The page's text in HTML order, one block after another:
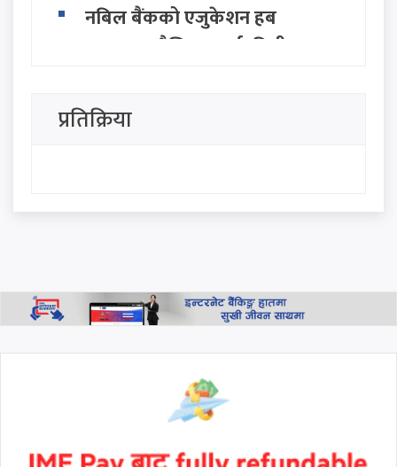
नबिल बैंकको एजुकेशन हब
उद्घाटन, शैक्षिक कर्जा, वित्तीय
उपलब्ध हुने
दाबी इरानद्वारा खारेज
थप हेर्नुहोस
प्रतिक्रिया